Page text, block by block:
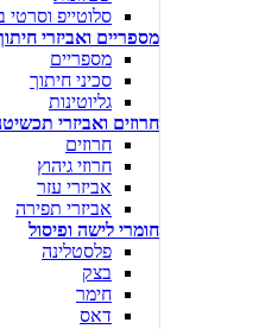
סלוטייפ וסרטי
מספריים ואביזרי
מספריים
סכיני חיתוך
גליוטינות
חרוזים ואביזרי
חרוזים
חרוזי גיהוץ
אביזרי עזר
אביזרי תפירה
חומרי לישה ופיסול
פלסטלינה
בצק
חימר
דאס